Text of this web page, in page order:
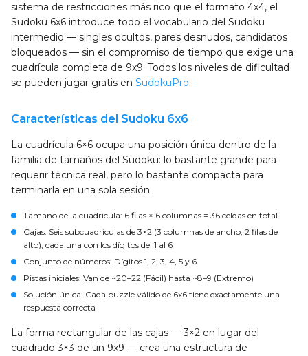
sistema de restricciones más rico que el formato 4x4, el
Sudoku 6x6 introduce todo el vocabulario del Sudoku
intermedio — singles ocultos, pares desnudos, candidatos
bloqueados — sin el compromiso de tiempo que exige una
cuadrícula completa de 9x9. Todos los niveles de dificultad
se pueden jugar gratis en SudokuPro.
Características del Sudoku 6x6
La cuadrícula 6×6 ocupa una posición única dentro de la
familia de tamaños del Sudoku: lo bastante grande para
requerir técnica real, pero lo bastante compacta para
terminarla en una sola sesión.
Tamaño de la cuadrícula: 6 filas × 6 columnas = 36 celdas en total
Cajas: Seis subcuadrículas de 3×2 (3 columnas de ancho, 2 filas de
alto), cada una con los dígitos del 1 al 6
Conjunto de números: Dígitos 1, 2, 3, 4, 5 y 6
Pistas iniciales: Van de ~20–22 (Fácil) hasta ~8–9 (Extremo)
Solución única: Cada puzzle válido de 6x6 tiene exactamente una
respuesta correcta
La forma rectangular de las cajas — 3×2 en lugar del
cuadrado 3×3 de un 9x9 — crea una estructura de